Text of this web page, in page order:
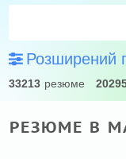
Розширений
33213 резюме
РЕЗЮМЕ В